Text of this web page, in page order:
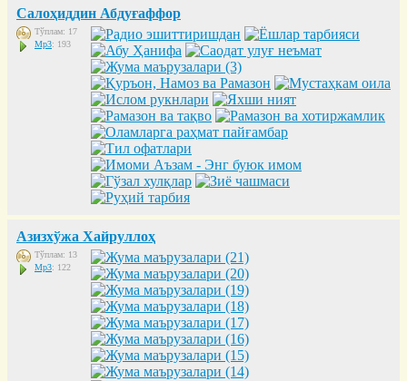
Салоҳиддин Абдуғаффор
Тўплам: 17
Mp3: 193
Азизхўжа Хайруллоҳ
Тўплам: 13
Mp3: 122